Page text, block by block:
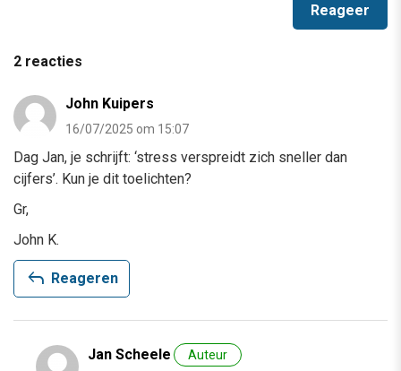
2 reacties
John Kuipers
16/07/2025 om 15:07
Dag Jan, je schrijft: ‘stress verspreidt zich sneller dan
cijfers’. Kun je dit toelichten?
Gr,
John K.
reply Reageren
Jan Scheele
Auteur